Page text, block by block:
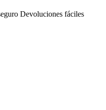
Devoluciones fáciles